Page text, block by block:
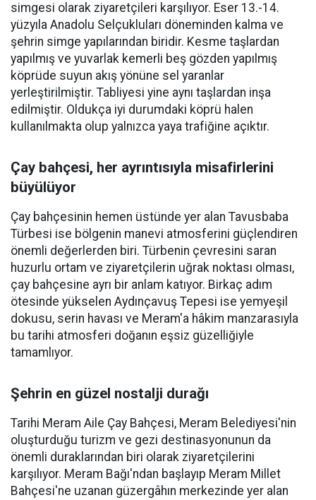
simgesi olarak ziyaretçileri karşılıyor. Eser 13.-14.
yüzyıla Anadolu Selçukluları döneminden kalma ve
şehrin simge yapılarından biridir. Kesme taşlardan
yapılmış ve yuvarlak kemerli beş gözden yapılmış
köprüde suyun akış yönüne sel yaranlar
yerleştirilmiştir. Tabliyesi yine aynı taşlardan inşa
edilmiştir. Oldukça iyi durumdaki köprü halen
kullanılmakta olup yalnızca yaya trafiğine açıktır.
Çay bahçesi, her ayrıntısıyla misafirlerini
büyülüyor
Çay bahçesinin hemen üstünde yer alan Tavusbaba
Türbesi ise bölgenin manevi atmosferini güçlendiren
önemli değerlerden biri. Türbenin çevresini saran
huzurlu ortam ve ziyaretçilerin uğrak noktası olması,
çay bahçesine ayrı bir anlam katıyor. Birkaç adım
ötesinde yükselen Aydınçavuş Tepesi ise yemyeşil
dokusu, serin havası ve Meram'a hâkim manzarasıyla
bu tarihi atmosferi doğanın eşsiz güzelliğiyle
tamamlıyor.
Şehrin en güzel nostalji durağı
Tarihi Meram Aile Çay Bahçesi, Meram Belediyesi'nin
oluşturduğu turizm ve gezi destinasyonunun da
önemli duraklarından biri olarak ziyaretçilerini
karşılıyor. Meram Bağı'ndan başlayıp Meram Millet
Bahçesi'ne uzanan güzergâhın merkezinde yer alan